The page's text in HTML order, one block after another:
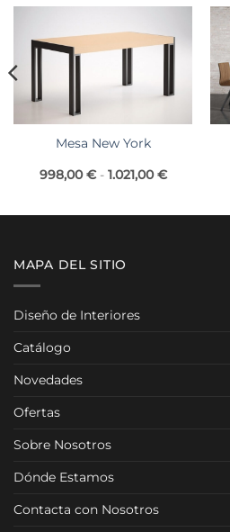
Mesa New York
998,00€ - 1.021,00€Rango
MAPA DEL SITIO
Diseño de Interiores
Catálogo
Novedades
Ofertas
Sobre Nosotros
Dónde Estamos
Contacta con Nosotros